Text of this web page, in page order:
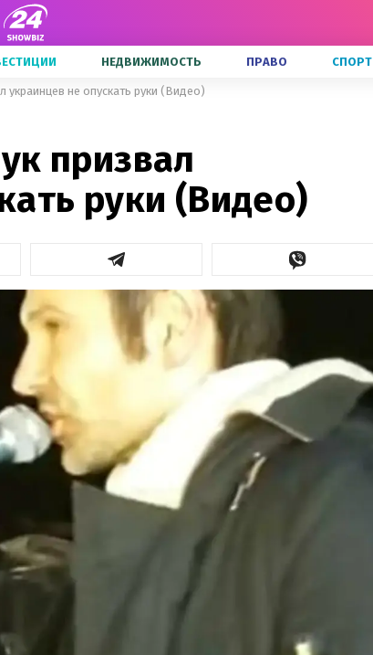
НЕДВИЖИМОСТЬ ПРАВО СПОРТ
украинцев не опускать руки (Видео)
призвал
руки (Видео)